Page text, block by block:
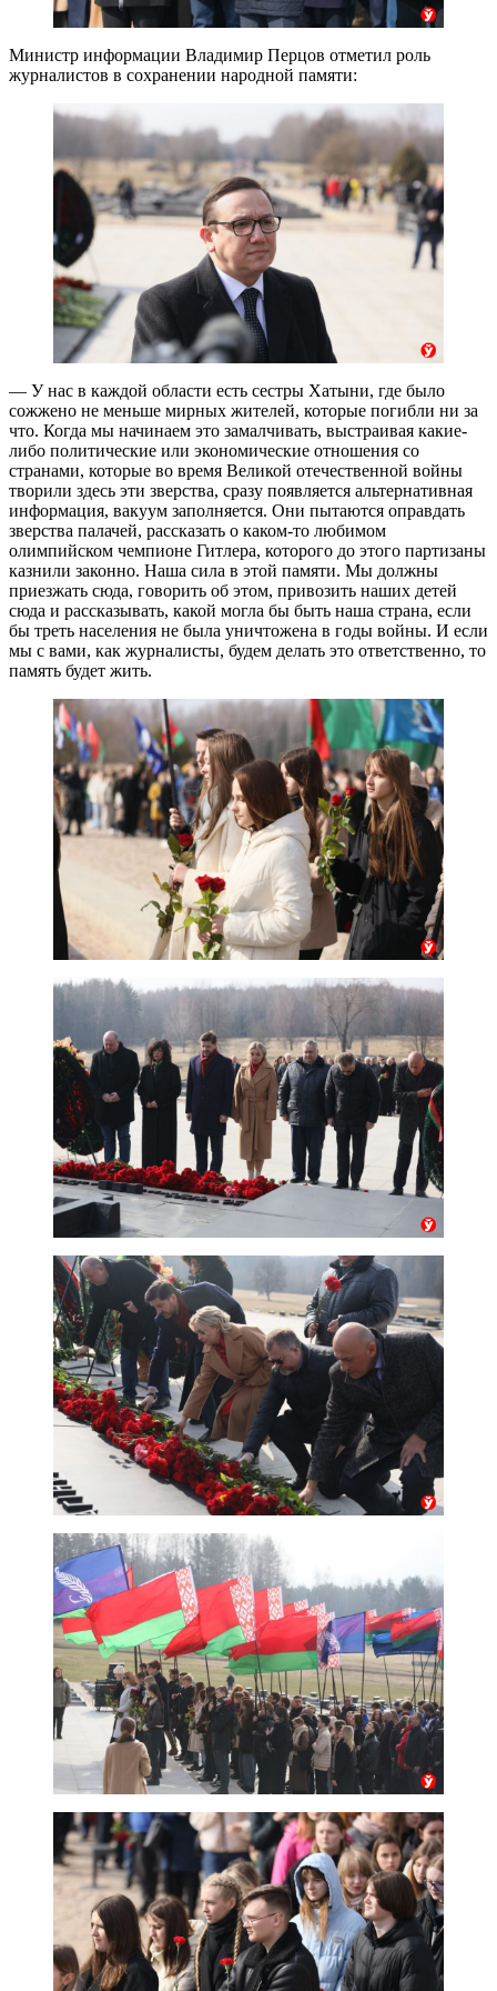
Министр информации Владимир Перцов отметил роль
журналистов в сохранении народной памяти:
— У нас в каждой области есть сестры Хатыни, где было
сожжено не меньше мирных жителей, которые погибли ни за
что. Когда мы начинаем это замалчивать, выстраивая какие-
либо политические или экономические отношения со
странами, которые во время Великой отечественной войны
творили здесь эти зверства, сразу появляется альтернативная
информация, вакуум заполняется. Они пытаются оправдать
зверства палачей, рассказать о каком-то любимом
олимпийском чемпионе Гитлера, которого до этого партизаны
казнили законно. Наша сила в этой памяти. Мы должны
приезжать сюда, говорить об этом, привозить наших детей
сюда и рассказывать, какой могла бы быть наша страна, если
бы треть населения не была уничтожена в годы войны. И если
мы с вами, как журналисты, будем делать это ответственно, то
память будет жить.